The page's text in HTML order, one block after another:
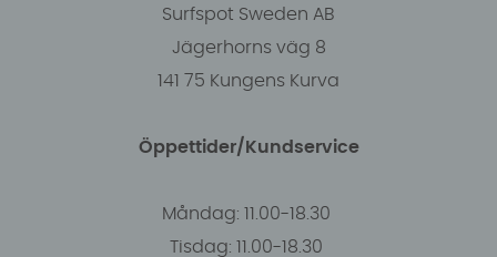
Surfspot Sweden AB
Jägerhorns väg 8
141 75 Kungens Kurva
Öppettider/Kundservice
Måndag: 11.00-18.30
Tisdag: 11.00-18.30